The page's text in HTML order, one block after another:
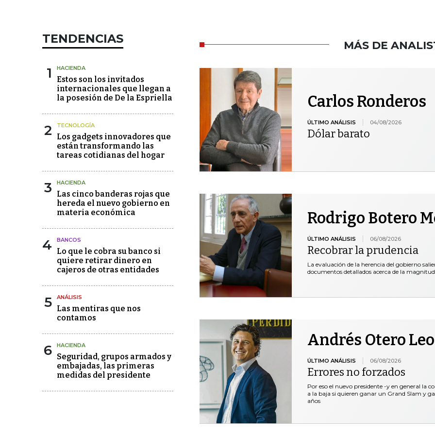
TENDENCIAS
1 HACIENDA
Estos son los invitados
internacionales que llegan a
la posesión de De la Espriella
2 TECNOLOGÍA
Los gadgets innovadores que
están transformando las
tareas cotidianas del hogar
3 HACIENDA
Las cinco banderas rojas que
hereda el nuevo gobierno en
materia económica
4 BANCOS
Lo que le cobra su banco si
quiere retirar dinero en
cajeros de otras entidades
5 ANÁLISIS
Las mentiras que nos
contamos
6 HACIENDA
Seguridad, grupos armados y
embajadas, las primeras
medidas del presidente
MÁS DE
Carlos Ronderos
ÚLTIMO ANÁLISIS 04/08/2026
Dólar barato
Rodrigo Botero
ÚLTIMO ANÁLISIS 06/08/2026
Recobrar la prudencia
La evaluación de la herencia del gobierno
documentos detallados acerca de la
Andrés Otero
ÚLTIMO ANÁLISIS 06/08/2026
Errores no forzados
Por eso el nuevo presidente -y en general la
a la baja si quieren ganar un Grand Slam y
años